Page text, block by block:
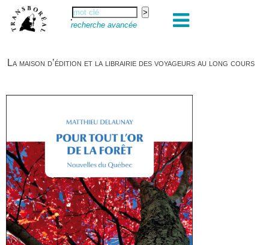
recherche avancée
La maison d’édition et la librairie des voyageurs au long cours